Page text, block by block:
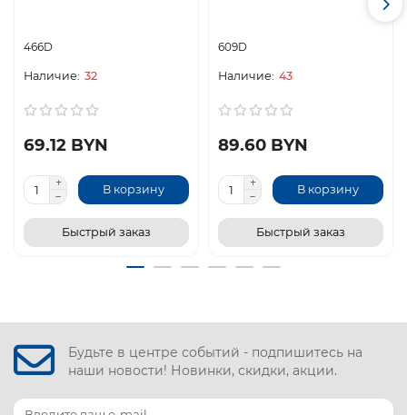
466D
32
69.12 BYN
В корзину
Быстрый заказ
609D
43
89.60 BYN
В корзину
Быстрый заказ
Будьте в центре событий - подпишитесь на
наши новости! Новинки, скидки, акции.